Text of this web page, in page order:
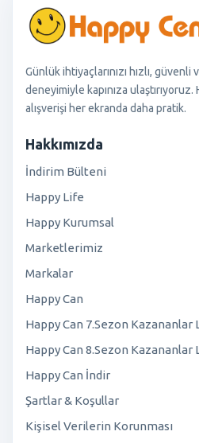
Günlük ihtiyaçlarınızı hızlı, güvenli
deneyimiyle kapınıza
alışverişi her ekranda daha pratik.
Hakkımızda
İndirim Bülteni
Happy Life
Happy Kurumsal
Marketlerimiz
Markalar
Happy Can
Happy Can 7.Sezon Kazananlar
Happy Can 8.Sezon Kazananlar
Happy Can İndir
Şartlar & Koşullar
Kişisel Verilerin Korunması